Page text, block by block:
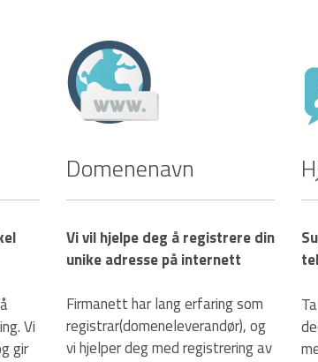
Vi
gir
Domenenavn
Vi vil hjelpe deg å registrere din
unike adresse på internett
Firmanett har lang erfaring som
registrar(domeneleverandør), og
vi hjelper deg med registrering av